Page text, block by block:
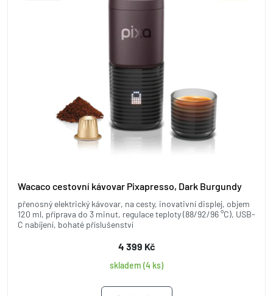
Wacaco cestovní kávovar Pixapresso, Dark Burgundy
přenosný elektrický kávovar, na cesty, inovativní displej, objem
120 ml, příprava do 3 minut, regulace teploty (88/92/96 °C), USB-
C nabíjení, bohaté příslušenství
4 399 Kč
skladem (4 ks)